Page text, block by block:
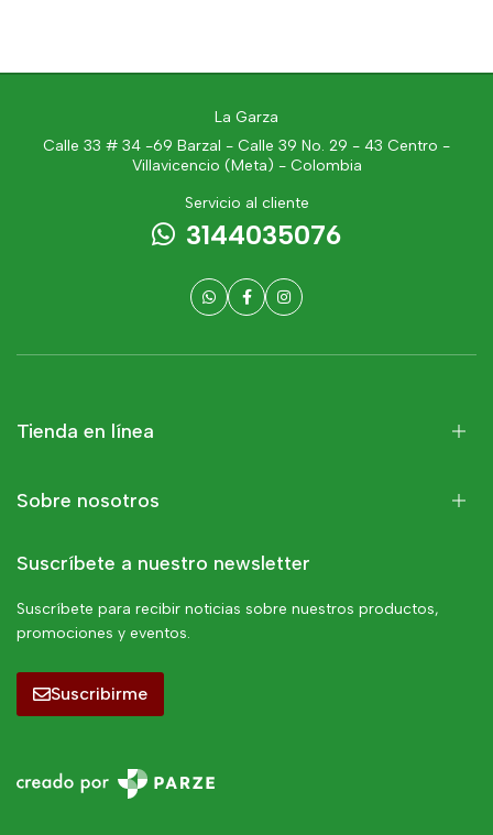
La Garza
Calle 33 # 34 -69 Barzal - Calle 39 No. 29 - 43 Centro -
Villavicencio (Meta) - Colombia
Servicio al cliente
3144035076
Tienda en línea
Sobre nosotros
Suscríbete a nuestro newsletter
Suscríbete para recibir noticias sobre nuestros productos,
promociones y eventos.
Suscribirme